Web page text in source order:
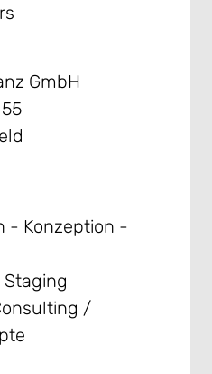
GmbH
- Konzeption -
/